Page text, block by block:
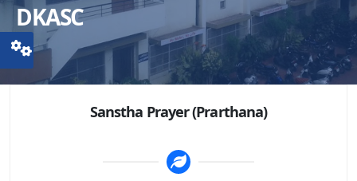
DKASC
Sanstha Prayer (Prarthana)